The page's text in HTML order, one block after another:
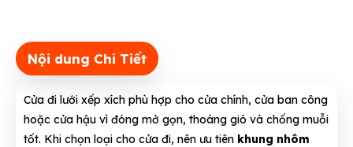
Nội dung Chi Tiết
Cửa đi lưới xếp xích phù hợp cho cửa chính, cửa ban công
hoặc cửa hậu vì đóng mở gọn, thoáng gió và chống muỗi
tốt. Khi chọn loại cho cửa đi, nên ưu tiên khung nhôm